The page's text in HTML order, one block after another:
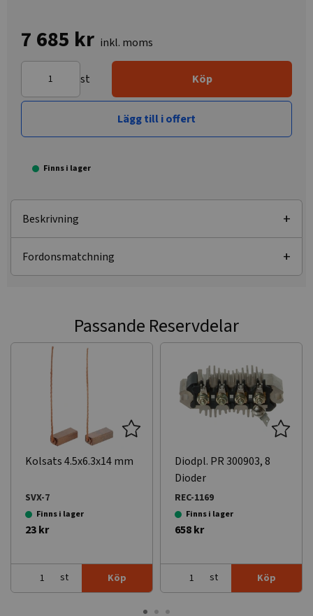
7 685 kr inkl. moms
st Köp
Lägg till i offert
Finns i lager
Beskrivning
Fordonsmatchning
Passande Reservdelar
Kolsats 4.5x6.3x14 mm
SVX-7
Finns i lager
23 kr
st Köp
Diodpl. PR 300903, 8
Dioder
REC-1169
Finns i lager
658 kr
st Köp